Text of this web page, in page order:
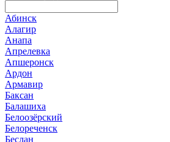
Абинск
Алагир
Анапа
Апрелевка
Апшеронск
Ардон
Армавир
Баксан
Балашиха
Белоозёрский
Белореченск
Беслан